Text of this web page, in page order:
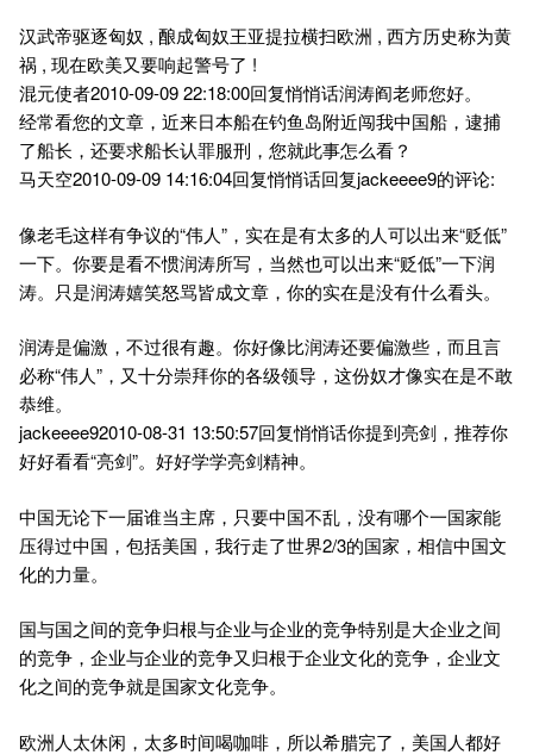
汉武帝驱逐匈奴 , 酿成匈奴王亚提拉横扫欧洲 , 西方历史称为黄
祸 , 现在欧美又要响起警号了 !
混元使者2010-09-09 22:18:00回复悄悄话润涛阎老师您好。
经常看您的文章，近来日本船在钓鱼岛附近闯我中国船，逮捕
了船长，还要求船长认罪服刑，您就此事怎么看？
马天空2010-09-09 14:16:04回复悄悄话回复jackeeee9的评论:
像老毛这样有争议的“伟人”，实在是有太多的人可以出来“贬低”
一下。你要是看不惯润涛所写，当然也可以出来“贬低”一下润
涛。只是润涛嬉笑怒骂皆成文章，你的实在是没有什么看头。
润涛是偏激，不过很有趣。你好像比润涛还要偏激些，而且言
必称“伟人”，又十分崇拜你的各级领导，这份奴才像实在是不敢
恭维。
jackeeee92010-08-31 13:50:57回复悄悄话你提到亮剑，推荐你
好好看看“亮剑”。好好学学亮剑精神。
中国无论下一届谁当主席，只要中国不乱，没有哪个一国家能
压得过中国，包括美国，我行走了世界2/3的国家，相信中国文
化的力量。
国与国之间的竞争归根与企业与企业的竞争特别是大企业之间
的竞争，企业与企业的竞争又归根于企业文化的竞争，企业文
化之间的竞争就是国家文化竞争。
欧洲人太休闲，太多时间喝咖啡，所以希腊完了，美国人都好